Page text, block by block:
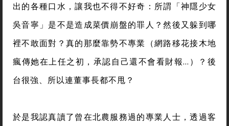
出的各種口水，讓我也不得不好奇：所謂「神隱少女
吳音寧」是不是造成菜價崩盤的罪人？然後又躲到哪
裡不敢面對？真的那麼靠勢不專業（網路移花接木地
瘋傳她在上任之初，承認自己還不會看財報…）？後
台很強、所以連董事長都不甩？
於是我認真讀了曾在北農服務過的專業人士，透過客